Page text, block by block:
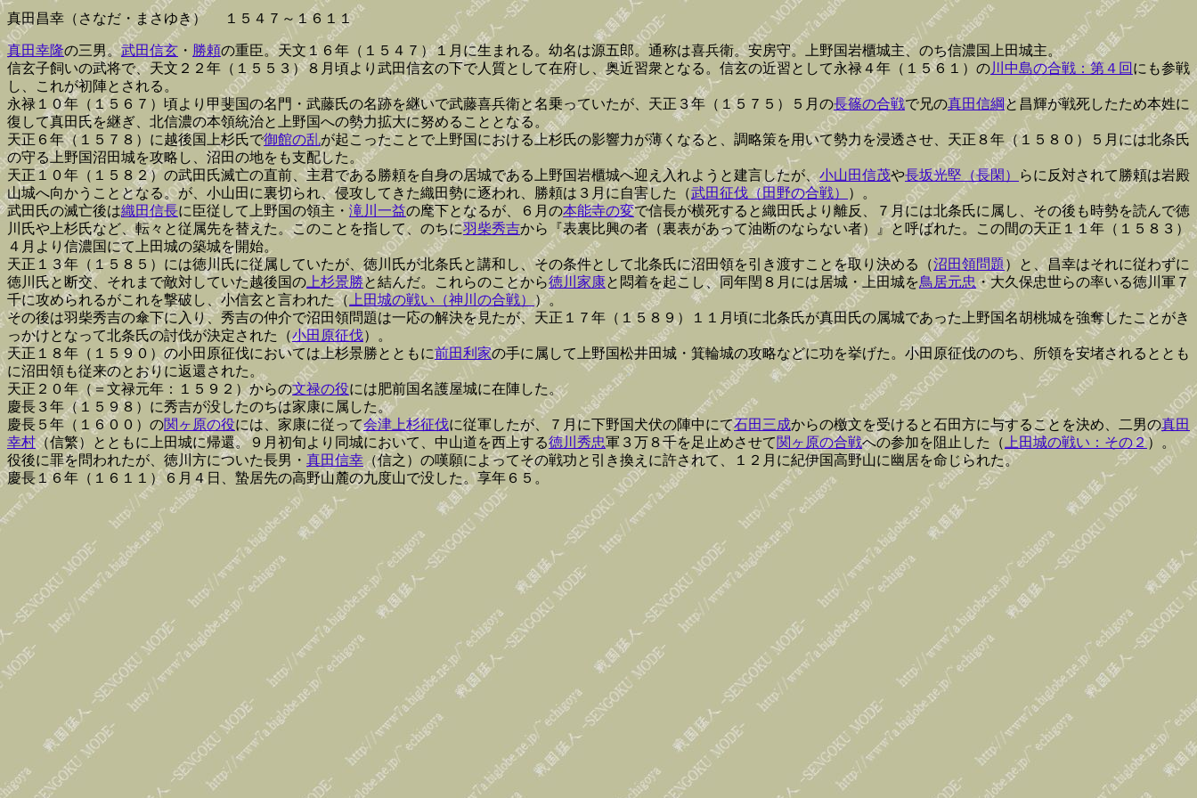
真田昌幸（さなだ・まさゆき） １５４７～１６１１
真田幸隆の三男。武田信玄 ・ 勝頼の重臣。天文１６年（１５４７）１月に生まれる。幼名は源五郎。通称は喜兵衛。安房守。上野国岩櫃城主、のち信濃国上田城主。
信玄子飼いの武将で、天文２２年（１５５３）８月頃より武田信玄の下で人質として在府し、奥近習衆となる。信玄の近習として永禄４年（１５６１）の川中島の合戦：第４回 にも参戦
し、これが初陣とされる。
永禄１０年（１５６７）頃より甲斐国の名門・武藤氏の名跡を継いで武藤喜兵衛と名乗っていたが、天正３年（１５７５）５月の長篠の合戦で兄の真田信綱と昌輝が戦死したため本姓に
復して真田氏を継ぎ、北信濃の本領統治と上野国への勢力拡大に努めることとなる。
天正６年（１５７８）に越後国上杉氏で御館の乱が起こったことで上野国における上杉氏の影響力が薄くなると、調略策を用いて勢力を浸透させ、天正８年（１５８０）５月には北条氏
の守る上野国沼田城を攻略し、沼田の地をも支配した。
天正１０年（１５８２）の武田氏滅亡の直前、主君である勝頼を自身の居城である上野国岩櫃城へ迎え入れようと建言したが、小山田信茂や長坂光堅（長閑）
らに反対されて勝頼は岩殿
山城へ向かうこととなる。が、小山田に裏切られ、侵攻してきた織田勢に逐われ、勝頼は３月に自害した（武田征伐（田野の合戦）
）。
武田氏の滅亡後は織田信長に臣従して上野国の領主・ 滝川一益の麾下となるが、６月の本能寺の変で信長が横死すると織田氏より離反、７月には北条氏に属し、その後も時勢を読んで徳
川氏や上杉氏など、転々と従属先を替えた。このことを指して、のちに羽柴秀吉から『表裏比興の者（裏表があって油断のならない者）』と呼ばれた。この間の天正１１年（１５８３）
４月より信濃国にて上田城の築城を開始。
天正１３年（１５８５）には徳川氏に従属していたが、徳川氏が北条氏と講和し、その条件として北条氏に沼田領を引き渡すことを取り決める（沼田領問題）と、昌幸はそれに従わずに
徳川氏と断交、それまで敵対していた越後国の 上杉景勝と結んだ。これらのことから徳川家康と悶着を起こし、同年閏８月には居城・上田城を鳥居元忠・大久保忠世らの率いる徳川軍７
千に攻められるがこれを撃破し、小信玄と言われた（ 上田城の戦い（神川の合戦））。
その後は羽柴秀吉の傘下に入り、秀吉の仲介で沼田領問題は一応の解決を見たが、天正１７年（１５８９）１１月頃に北条氏が真田氏の属城であった上野国名胡桃城を強奪したことがき
っかけとなって北条氏の討伐が決定された（小田原征伐）。
天正１８年（１５９０）の小田原征伐においては上杉景勝とともに前田利家の手に属して上野国松井田城・箕輪城の攻略などに功を挙げた。小田原征伐ののち、所領を安堵されるととも
に沼田領も従来のとおりに返還された。
天正２０年（＝文禄元年：１５９２）からの文禄の役には肥前国名護屋城に在陣した。
慶長３年（１５９８）に秀吉が没したのちは家康に属した。
慶長５年（１６００）の関ヶ原の役には、家康に従って会津上杉征伐に従軍したが、７月に下野国犬伏の陣中にて石田三成からの檄文を受けると石田方に与することを決め、二男の真田
幸村（信繁）とともに上田城に帰還。９月初旬より同城において、中山道を西上する徳川秀忠軍３万８千を足止めさせて関ヶ原の合戦への参加を阻止した（ 上田城の戦い：その２）。
役後に罪を問われたが、徳川方についた長男・ 真田信幸 （信之）の嘆願によってその戦功と引き換えに許されて、１２月に紀伊国高野山に幽居を命じられた。
慶長１６年（１６１１）６月４日、蟄居先の高野山麓の九度山で没した。享年６５。